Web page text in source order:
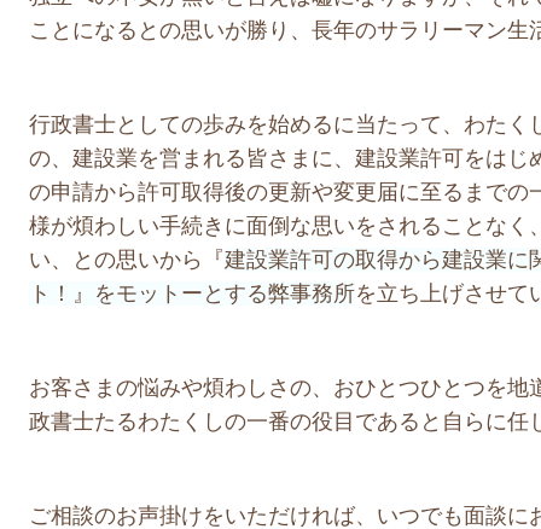
ことになるとの思いが勝り、長年のサラリーマン生
行政書士としての歩みを始めるに当たって、わた
の、建設業を営まれる皆さまに、建設業許可をは
の申請から許可取得後の更新や変更届に至るまで
様が煩わしい手続きに面倒な思いをされることな
い、との思いから『建設業許可の取得から建設業に
ト！』 をモットーとする弊事務所を立ち上げさせて
お客さまの悩みや煩わしさの、おひとつひとつを
政書士たるわたくしの一番の役目であると自らに
ご相談のお声掛けをいただければ、いつでも面談